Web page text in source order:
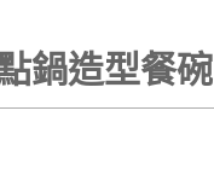
鍋造型餐碗